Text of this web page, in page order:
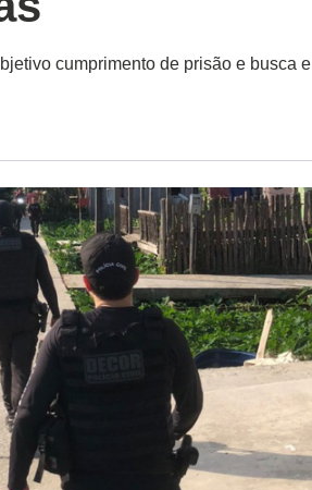
cumprimento de prisão e busca e